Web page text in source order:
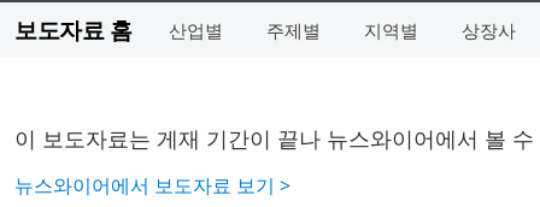
보도자료 홈 산업별 주제별 지역별 상장사
이 보도자료는 게재 기간이 끝나 뉴스와이어에서 볼
뉴스와이어에서 보도자료 보기 >